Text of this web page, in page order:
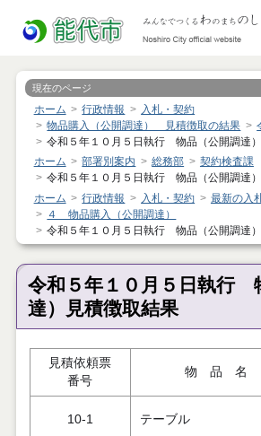
現在のページ
ホーム 行政情報
入札・契約
物品購入（公開調達） 見積徴取の結果
令和５年１０月５日執行 物品（公開調達
ホーム
部署別案内 総務部
契約検査課
令和５年１０月５日執行 物品（公開調達
ホーム
行政情報 入札・契約
最新の入
４ 物品購入（公開調達）
令和５年１０月５日執行 物品（公開調達
令和５年１０月５日執行
達）見積徴取結果
見積依頼票
番号
物 品 名
10-1 テーブル